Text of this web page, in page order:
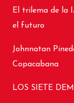
El trilema de la
el futuro
Johnnatan
Copacabana
LOS SIETE